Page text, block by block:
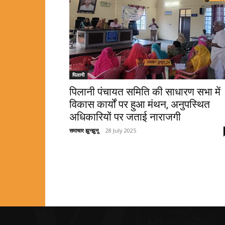
पिलानी
पिलानी पंचायत समिति की साधारण सभा में
विकास कार्यों पर हुआ मंथन, अनुपस्थित
अधिकारियों पर जताई नाराजगी
समाचार झुन्झुनू - 28 July 2025